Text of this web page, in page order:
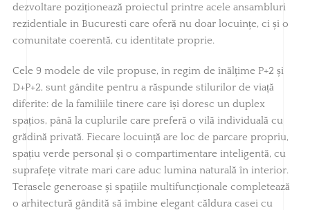
dezvoltare poziționează proiectul printre acele ansambluri
rezidentiale in Bucuresti care oferă nu doar locuințe, ci și o
comunitate coerentă, cu identitate proprie.
Cele 9 modele de vile propuse, în regim de înălțime P+2 și
D+P+2, sunt gândite pentru a răspunde stilurilor de viață
diferite: de la familiile tinere care își doresc un duplex
spațios, până la cuplurile care preferă o vilă individuală cu
grădină privată. Fiecare locuință are loc de parcare propriu,
spațiu verde personal și o compartimentare inteligentă, cu
suprafețe vitrate mari care aduc lumina naturală în interior.
Terasele generoase și spațiile multifuncționale completează
o arhitectură gândită să îmbine elegant căldura casei cu